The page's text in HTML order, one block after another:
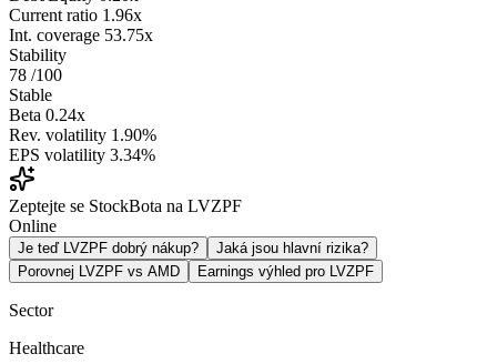
Current ratio 1.96x
Int. coverage 53.75x
Stability
78 /100
Stable
Beta 0.24x
Rev. volatility 1.90%
EPS volatility 3.34%
Zeptejte se StockBota na LVZPF
Online
Je teď LVZPF dobrý nákup?
Jaká jsou hlavní rizika?
Porovnej LVZPF vs AMD
Earnings výhled pro LVZPF
Sector
Healthcare